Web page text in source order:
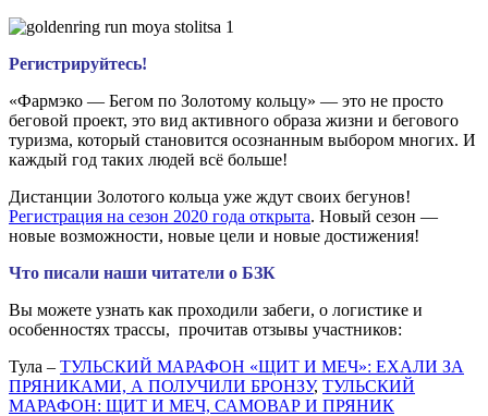
Регистрируйтесь!
«Фармэко — Бегом по Золотому кольцу» — это не просто
беговой проект, это вид активного образа жизни и бегового
туризма, который становится осознанным выбором многих. И
каждый год таких людей всё больше!
Дистанции Золотого кольца уже ждут своих бегунов!
Регистрация на сезон 2020 года открыта. Новый сезон —
новые возможности, новые цели и новые достижения!
Что писали наши читатели о БЗК
Вы можете узнать как проходили забеги, о логистике и
особенностях трассы, прочитав отзывы участников:
Тула – ТУЛЬСКИЙ МАРАФОН «ЩИТ И МЕЧ»: ЕХАЛИ ЗА
ПРЯНИКАМИ, А ПОЛУЧИЛИ БРОНЗУ, ТУЛЬСКИЙ
МАРАФОН: ЩИТ И МЕЧ, САМОВАР И ПРЯНИК